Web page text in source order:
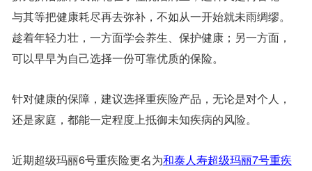
与其等把健康耗尽再去弥补，不如从一开始就未雨绸缪。
趁着年轻力壮，一方面学会养生、保护健康；另一方面，
可以早早为自己选择一份可靠优质的保险。
针对健康的保障，建议选择重疾险产品，无论是对个人，
还是家庭，都能一定程度上抵御未知疾病的风险。
近期超级玛丽6号重疾险更名为和泰人寿超级玛丽7号重疾